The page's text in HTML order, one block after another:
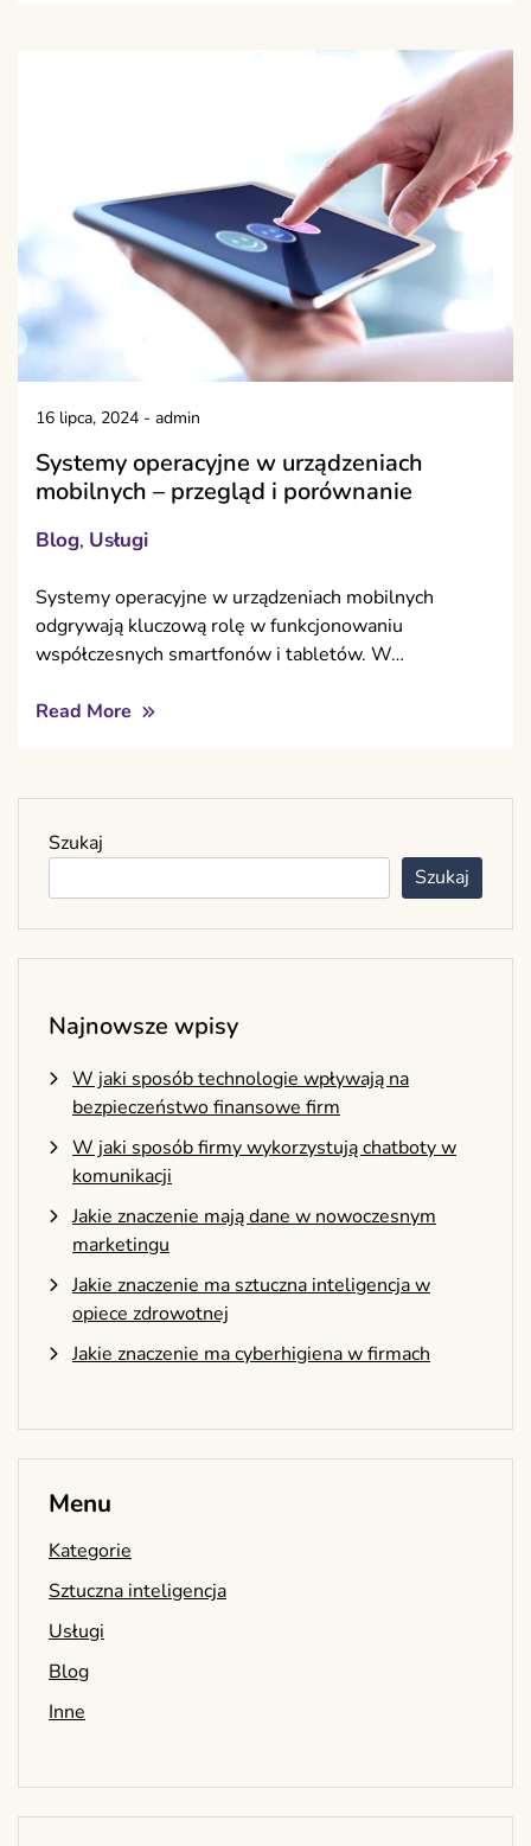
16 lipca, 2024 - admin
Systemy operacyjne w urządzeniach
mobilnych – przegląd i porównanie
Blog, Usługi
Systemy operacyjne w urządzeniach mobilnych
odgrywają kluczową rolę w funkcjonowaniu
współczesnych smartfonów i tabletów. W…
Read More
Szukaj
Szukaj
Najnowsze wpisy
W jaki sposób technologie wpływają na
bezpieczeństwo finansowe firm
W jaki sposób firmy wykorzystują chatboty w
komunikacji
Jakie znaczenie mają dane w nowoczesnym
marketingu
Jakie znaczenie ma sztuczna inteligencja w
opiece zdrowotnej
Jakie znaczenie ma cyberhigiena w firmach
Menu
Kategorie
Sztuczna inteligencja
Usługi
Blog
Inne